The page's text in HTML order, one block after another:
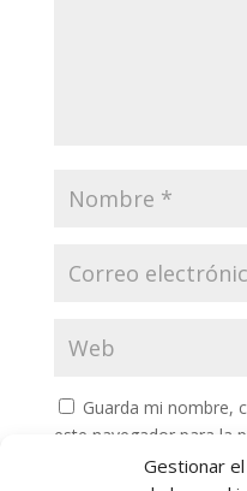
Gestionar
Guarda mi nombre,
este navegador para la